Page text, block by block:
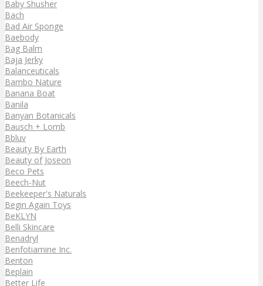
Baby Shusher
Bach
Bad Air Sponge
Baebody
Bag Balm
Baja Jerky
Balanceuticals
Bambo Nature
Banana Boat
Banila
Banyan Botanicals
Bausch + Lomb
Bbluv
Beauty By Earth
Beauty of Joseon
Beco Pets
Beech-Nut
Beekeeper's Naturals
Begin Again Toys
BeKLYN
Belli Skincare
Benadryl
Benfotiamine Inc.
Benton
Beplain
Better Life